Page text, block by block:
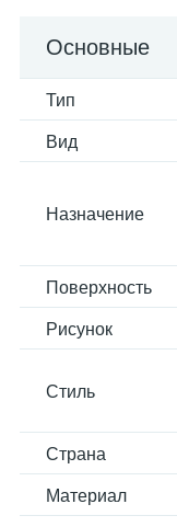
Основные
Тип
Вид
Назначение
Поверхность
Рисунок
Стиль
Страна
Материал